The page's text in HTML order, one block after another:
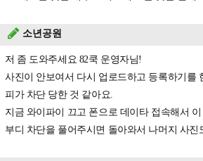
소년공원
저 좀 도와주세요 82쿡 운영자님!
사진이 안보여서 다시 업로드하고 등록하기를
피가 차단 당한 것 같아요.
지금 와이파이 끄고 폰으로 데이타 접속해서
부디 차단을 풀어주시면 돌아와서 나머지 사진